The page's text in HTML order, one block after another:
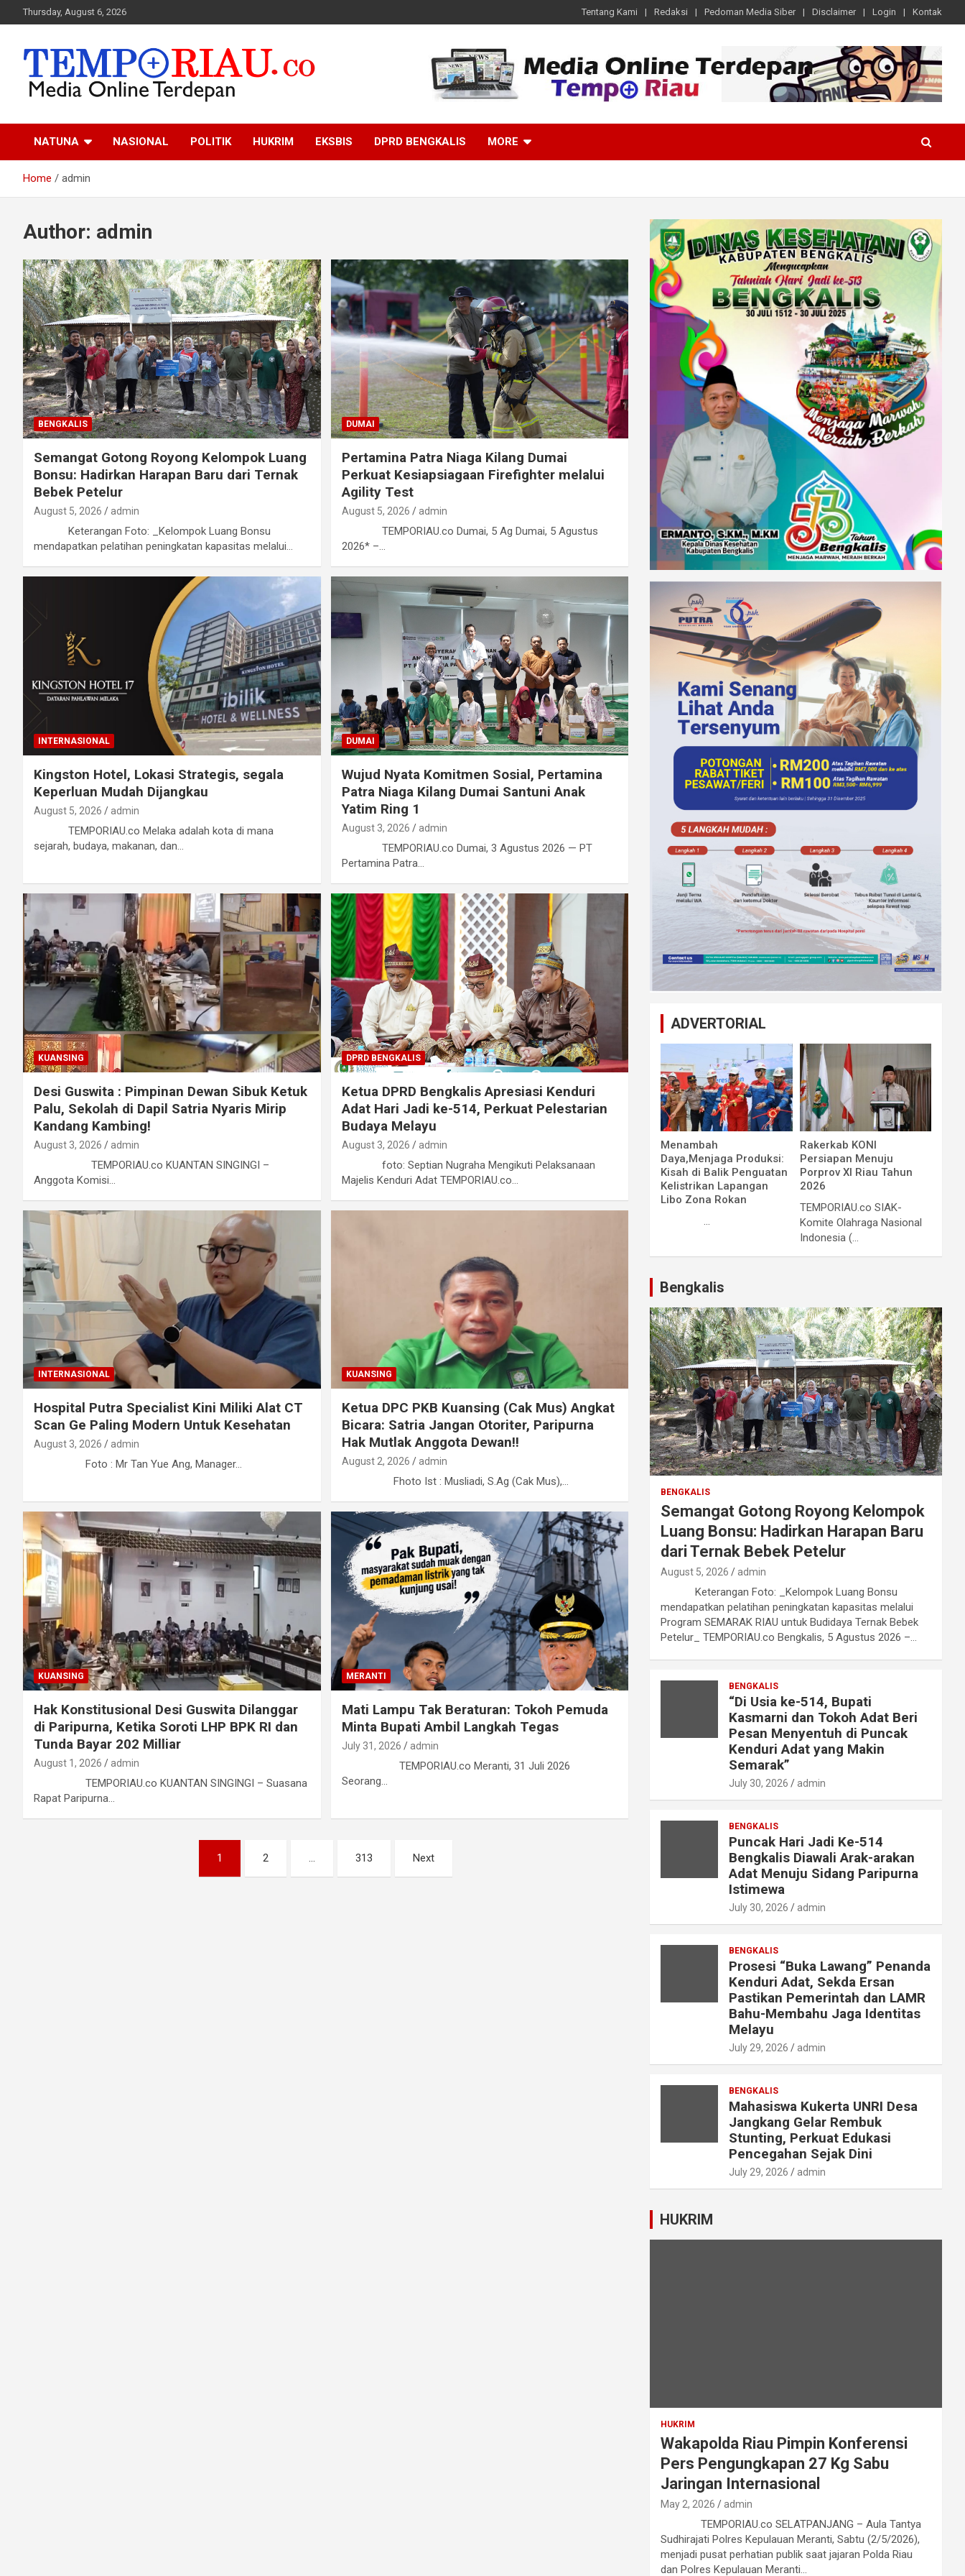
to
Thursday, August 6, 2026 Tentang Kami Redaksi Pedoman Media Siber Disclaimer Login Kontak
Tempo Riau
NATUNA NASIONAL POLITIK HUKRIM EKSBIS DPRD BENGKALIS MORE
Home admin
Author: admin
BENGKALIS
Semangat Gotong Royong Kelompok Luang
Bonsu: Hadirkan Harapan Baru dari Ternak
Bebek Petelur
August 5, 2026 admin
Keterangan Foto: _Kelompok Luang Bonsu
mendapatkan pelatihan peningkatan kapasitas melalui…
DUMAI
Pertamina Patra Niaga Kilang Dumai
Perkuat Kesiapsiagaan Firefighter melalui
Agility Test
August 5, 2026 admin
TEMPORIAU.co Dumai, 5 Ag Dumai, 5 Agustus
2026* –…
INTERNASIONAL
Kingston Hotel, Lokasi Strategis, segala
Keperluan Mudah Dijangkau
August 5, 2026 admin
TEMPORIAU.co Melaka adalah kota di mana
sejarah, budaya, makanan, dan…
DUMAI
Wujud Nyata Komitmen Sosial, Pertamina
Patra Niaga Kilang Dumai Santuni Anak
Yatim Ring 1
August 3, 2026 admin
TEMPORIAU.co Dumai, 3 Agustus 2026 — PT
Pertamina Patra…
KUANSING
Desi Guswita : Pimpinan Dewan Sibuk Ketuk
Palu, Sekolah di Dapil Satria Nyaris Mirip
Kandang Kambing!
August 3, 2026 admin
TEMPORIAU.co KUANTAN SINGINGI –
Anggota Komisi…
DPRD BENGKALIS
Ketua DPRD Bengkalis Apresiasi Kenduri
Adat Hari Jadi ke-514, Perkuat Pelestarian
Budaya Melayu
August 3, 2026 admin
foto: Septian Nugraha Mengikuti Pelaksanaan
Majelis Kenduri Adat TEMPORIAU.co…
INTERNASIONAL
Hospital Putra Specialist Kini Miliki Alat CT
Scan Ge Paling Modern Untuk Kesehatan
August 3, 2026 admin
Foto : Mr Tan Yue Ang, Manager…
KUANSING
Ketua DPC PKB Kuansing (Cak Mus) Angkat
Bicara: Satria Jangan Otoriter, Paripurna
Hak Mutlak Anggota Dewan!!
August 2, 2026 admin
Fhoto Ist : Musliadi, S.Ag (Cak Mus),…
KUANSING
Hak Konstitusional Desi Guswita Dilanggar
di Paripurna, Ketika Soroti LHP BPK RI dan
Tunda Bayar 202 Milliar
August 1, 2026 admin
TEMPORIAU.co KUANTAN SINGINGI – Suasana
Rapat Paripurna…
MERANTI
Mati Lampu Tak Beraturan: Tokoh Pemuda
Minta Bupati Ambil Langkah Tegas
July 31, 2026 admin
TEMPORIAU.co Meranti, 31 Juli 2026
Seorang…
1 2 … 313 Next
ADVERTORIAL
Menambah
Daya,Menjaga Produksi:
Kisah di Balik Penguatan
Kelistrikan Lapangan
Libo Zona Rokan
...
Rakerkab KONI
Persiapan Menuju
Porprov XI Riau Tahun
2026
TEMPORIAU.co SIAK-
Komite Olahraga Nasional
Indonesia (...
Bengkalis
BENGKALIS
Semangat Gotong Royong Kelompok
Luang Bonsu: Hadirkan Harapan Baru
dari Ternak Bebek Petelur
August 5, 2026 admin
Keterangan Foto: _Kelompok Luang Bonsu
mendapatkan pelatihan peningkatan kapasitas melalui
Program SEMARAK RIAU untuk Budidaya Ternak Bebek
Petelur_ TEMPORIAU.co Bengkalis, 5 Agustus 2026 –…
BENGKALIS
“Di Usia ke-514, Bupati
Kasmarni dan Tokoh Adat Beri
Pesan Menyentuh di Puncak
Kenduri Adat yang Makin
Semarak”
July 30, 2026 admin
BENGKALIS
Puncak Hari Jadi Ke-514
Bengkalis Diawali Arak-arakan
Adat Menuju Sidang Paripurna
Istimewa
July 30, 2026 admin
BENGKALIS
Prosesi “Buka Lawang” Penanda
Kenduri Adat, Sekda Ersan
Pastikan Pemerintah dan LAMR
Bahu-Membahu Jaga Identitas
Melayu
July 29, 2026 admin
BENGKALIS
Mahasiswa Kukerta UNRI Desa
Jangkang Gelar Rembuk
Stunting, Perkuat Edukasi
Pencegahan Sejak Dini
July 29, 2026 admin
HUKRIM
HUKRIM
Wakapolda Riau Pimpin Konferensi
Pers Pengungkapan 27 Kg Sabu
Jaringan Internasional
May 2, 2026 admin
TEMPORIAU.co SELATPANJANG – Aula Tantya
Sudhirajati Polres Kepulauan Meranti, Sabtu (2/5/2026),
menjadi pusat perhatian publik saat jajaran Polda Riau
dan Polres Kepulauan Meranti…